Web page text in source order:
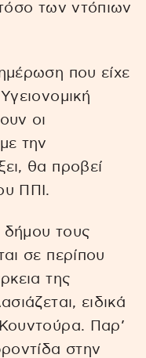
των ντόπιων
που είχε
οι
την
θα προβεί
ΠΠΙ.
τους
σε περίπου
της
ειδικά
Παρ’
στην